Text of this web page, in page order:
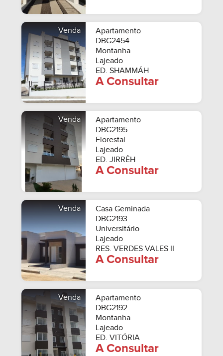
Venda
Apartamento
DBG2454
Montanha
Lajeado
ED. SHAMMÁH
A Consultar
Venda
Apartamento
DBG2195
Florestal
Lajeado
ED. JIRRÊH
A Consultar
Venda
Casa Geminada
DBG2193
Universitário
Lajeado
RES. VERDES VALES II
A Consultar
Venda
Apartamento
DBG2192
Montanha
Lajeado
ED. VITÓRIA
A Consultar